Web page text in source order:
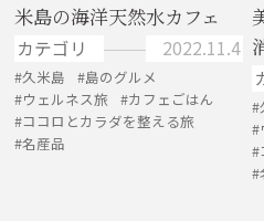
米島の海洋天然水カフェ
カテゴリ 2022.11.4
久米島
島のグルメ
ウェルネス旅
カフェごはん
ココロとカラダを整える旅
名産品